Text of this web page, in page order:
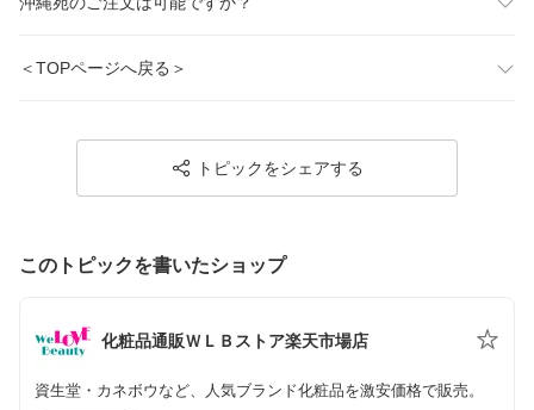
＜TOPページへ戻る＞
トピックをシェアする
このトピックを書いたショップ
化粧品通販ＷＬＢストア楽天市場店
資生堂・カネボウなど、人気ブランド化粧品を激安価格で販売。